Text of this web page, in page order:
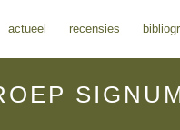
actueel recensies